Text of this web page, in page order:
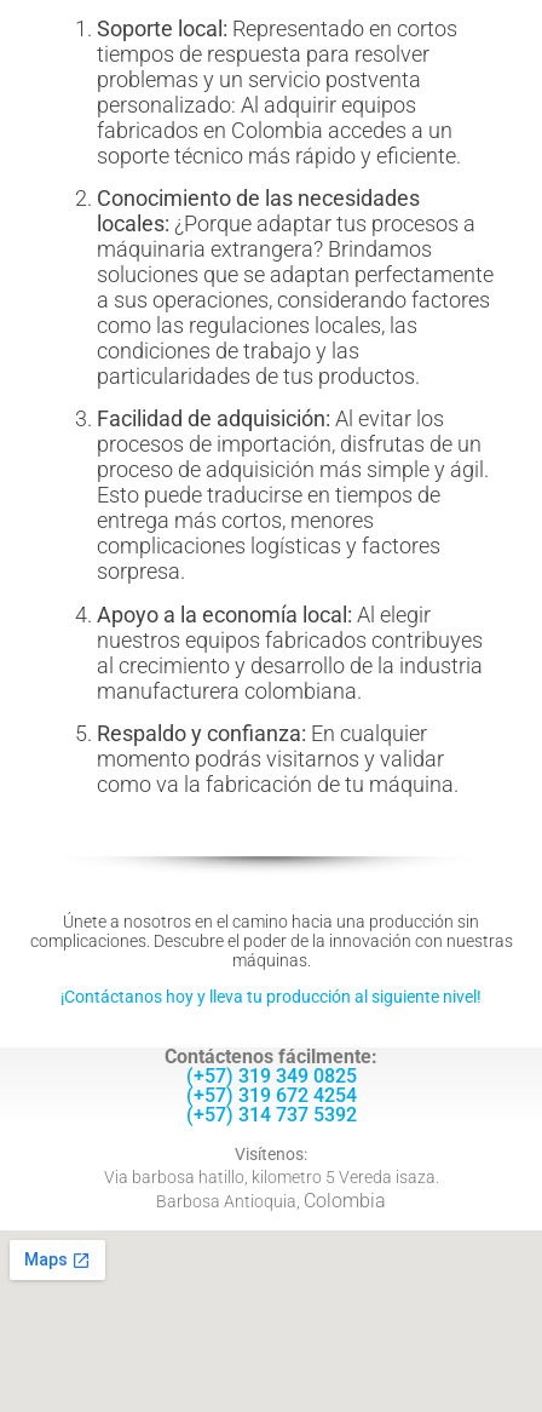
Soporte local: Representado en cortos
tiempos de respuesta para resolver
problemas y un servicio postventa
personalizado: Al adquirir equipos
fabricados en Colombia accedes a un
soporte técnico más rápido y eficiente.
Conocimiento de las necesidades
locales: ¿Porque adaptar tus procesos a
máquinaria extrangera? Brindamos
soluciones que se adaptan perfectamente
a sus operaciones, considerando factores
como las regulaciones locales, las
condiciones de trabajo y las
particularidades de tus productos.
Facilidad de adquisición: Al evitar los
procesos de importación, disfrutas de un
proceso de adquisición más simple y ágil.
Esto puede traducirse en tiempos de
entrega más cortos, menores
complicaciones logísticas y factores
sorpresa.
Apoyo a la economía local: Al elegir
nuestros equipos fabricados contribuyes
al crecimiento y desarrollo de la industria
manufacturera colombiana.
Respaldo y confianza: En cualquier
momento podrás visitarnos y validar
como va la fabricación de tu máquina.
Únete a nosotros en el camino hacia una producción sin
complicaciones. Descubre el poder de la innovación con nuestras
máquinas.
¡Contáctanos hoy y lleva tu producción al siguiente nivel!
Contáctenos fácilmente:
(+57) 319 349 0825
(+57) 319 672 4254
(+57) 314 737 5392
Visítenos:
Via barbosa hatillo, kilometro 5 Vereda isaza.
Barbosa Antioquia, Colombia